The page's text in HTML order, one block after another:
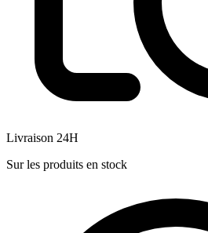
Livraison 24H
Sur les produits en stock